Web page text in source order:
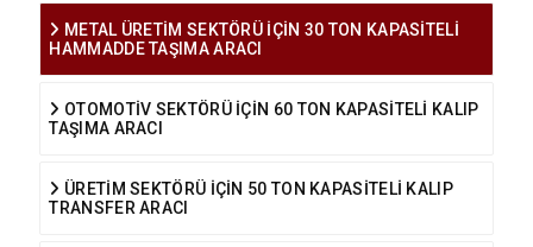
METAL ÜRETİM SEKTÖRÜ İÇİN 30 TON KAPASİTELİ
HAMMADDE TAŞIMA ARACI
OTOMOTİV SEKTÖRÜ İÇİN 60 TON KAPASİTELİ KALIP
TAŞIMA ARACI
ÜRETİM SEKTÖRÜ İÇİN 50 TON KAPASİTELİ KALIP
TRANSFER ARACI